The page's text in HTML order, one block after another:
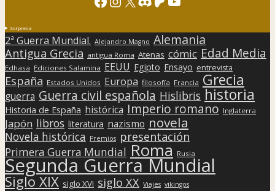
Sorpresa
2ª Guerra Mundial. Alejandro Magno Alemania
Antigua Grecia antigua Roma Atenas cómic Edad Media
Edhasa Ediciones Salamina EEUU Egipto Ensayo entrevista
España Estados Unidos Europa filosofía Francia Grecia
guerra Guerra civil española Hislibris historia
Historia de España histórica Imperio romano Inglaterra
Japón libros literatura nazismo novela
Novela histórica Premios presentación
Primera Guerra Mundial Roma Rusia
Segunda Guerra Mundial
Siglo XIX siglo XVI siglo XX Viajes vikingos